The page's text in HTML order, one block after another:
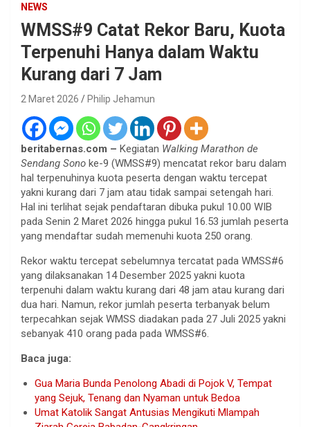
NEWS
WMSS#9 Catat Rekor Baru, Kuota
Terpenuhi Hanya dalam Waktu
Kurang dari 7 Jam
2 Maret 2026 Philip Jehamun
beritabernas.com – Kegiatan Walking Marathon de
Sendang Sono ke-9 (WMSS#9) mencatat rekor baru dalam
hal terpenuhinya kuota peserta dengan waktu tercepat
yakni kurang dari 7 jam atau tidak sampai setengah hari.
Hal ini terlihat sejak pendaftaran dibuka pukul 10.00 WIB
pada Senin 2 Maret 2026 hingga pukul 16.53 jumlah peserta
yang mendaftar sudah memenuhi kuota 250 orang.
Rekor waktu tercepat sebelumnya tercatat pada WMSS#6
yang dilaksanakan 14 Desember 2025 yakni kuota
terpenuhi dalam waktu kurang dari 48 jam atau kurang dari
dua hari. Namun, rekor jumlah peserta terbanyak belum
terpecahkan sejak WMSS diadakan pada 27 Juli 2025 yakni
sebanyak 410 orang pada pada WMSS#6.
Baca juga:
Gua Maria Bunda Penolong Abadi di Pojok V, Tempat
yang Sejuk, Tenang dan Nyaman untuk Bedoa
Umat Katolik Sangat Antusias Mengikuti Mlampah